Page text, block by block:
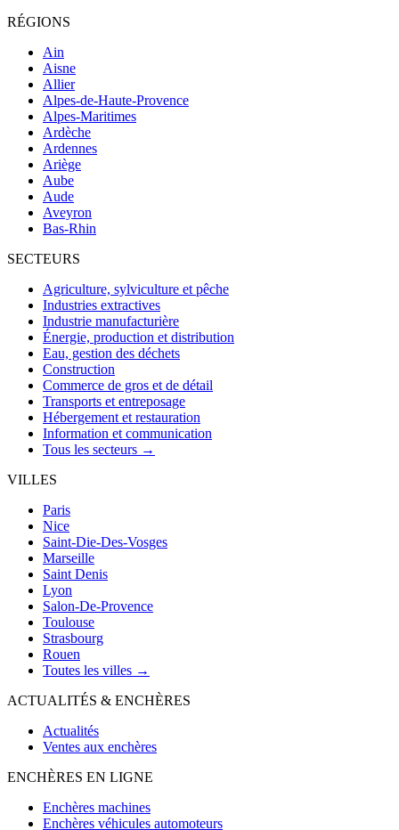
RÉGIONS
Ain
Aisne
Allier
Alpes-de-Haute-Provence
Alpes-Maritimes
Ardèche
Ardennes
Ariège
Aube
Aude
Aveyron
Bas-Rhin
SECTEURS
Agriculture, sylviculture et pêche
Industries extractives
Industrie manufacturière
Énergie, production et distribution
Eau, gestion des déchets
Construction
Commerce de gros et de détail
Transports et entreposage
Hébergement et restauration
Information et communication
Tous les secteurs →
VILLES
Paris
Nice
Saint-Die-Des-Vosges
Marseille
Saint Denis
Lyon
Salon-De-Provence
Toulouse
Strasbourg
Rouen
Toutes les villes →
ACTUALITÉS & ENCHÈRES
Actualités
Ventes aux enchères
ENCHÈRES EN LIGNE
Enchères machines
Enchères véhicules automoteurs